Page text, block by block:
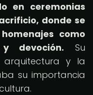
en ceremonias
donde se
como
devoción. Su
y la
su importancia